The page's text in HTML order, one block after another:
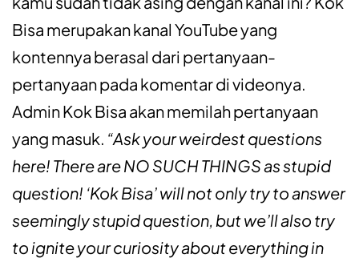
Bisa merupakan kanal YouTube yang
kontennya berasal dari pertanyaan-
pertanyaan pada komentar di videonya.
Admin Kok Bisa akan memilah pertanyaan
yang masuk. “Ask your weirdest questions
here! There are NO SUCH THINGS as stupid
question! ‘Kok Bisa’ will not only try to answer
seemingly stupid question, but we’ll also try
to ignite your curiosity about everything in